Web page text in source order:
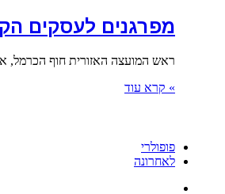
מפרגנים לעסקים
ראש המועצה האזורית חוף הכרמל,
» קרא עוד
פופולרי
לאחרונה